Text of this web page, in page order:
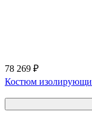
78 269 ₽
Костюм